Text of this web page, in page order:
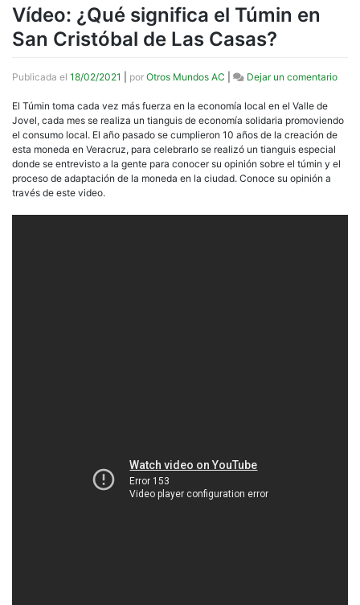
Vídeo: ¿Qué significa el Túmin en
San Cristóbal de Las Casas?
Publicada el 18/02/2021 por Otros Mundos AC Dejar un comentarioen
el
en
El Túmin toma cada vez más fuerza en la economía local en el Valle de
Jovel, cada mes se realiza un tianguis de economía solidaria promoviendo
el consumo local. El año pasado se cumplieron 10 años de la creación de
esta moneda en Veracruz, para celebrarlo se realizó un tianguis especial
donde se entrevisto a la gente para conocer su opinión sobre el túmin y el
proceso de adaptación de la moneda en la ciudad. Conoce su opinión a
través de este video.